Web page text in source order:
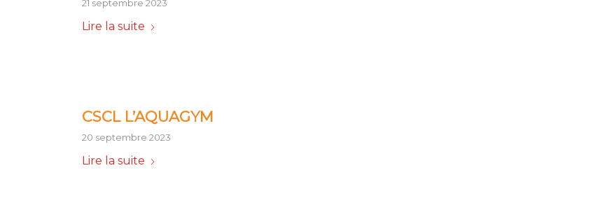
21 septembre 2023
Lire la suite
CSCL L’AQUAGYM
20 septembre 2023
Lire la suite